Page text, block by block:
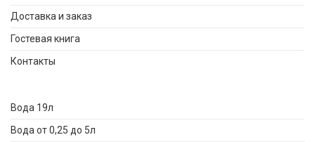
Доставка и заказ
Гостевая книга
Контакты
Вода 19л
Вода от 0,25 до 5л